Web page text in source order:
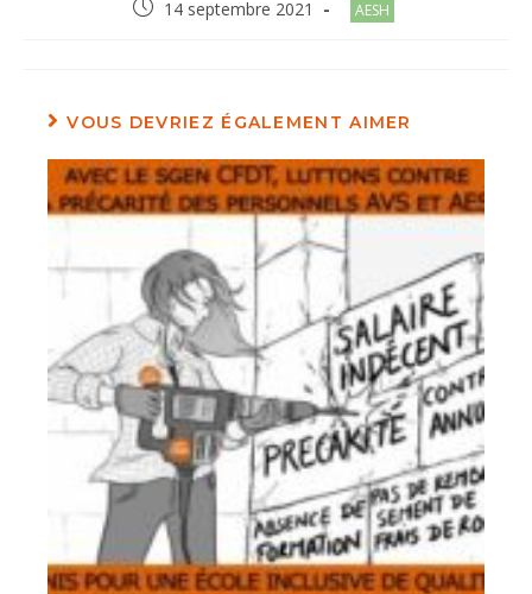
Post14 septembre 2021
Post
AESH
VOUS DEVRIEZ ÉGALEMENT AIMER